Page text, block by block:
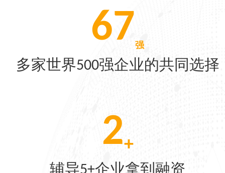
[05-28]
350
多家世界500强企业的共同选择
5+